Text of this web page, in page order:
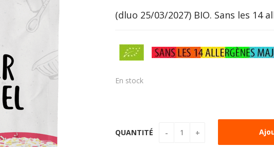
(dluo 25/03/2027) BIO. Sans les 14
En stock
QUANTITÉ